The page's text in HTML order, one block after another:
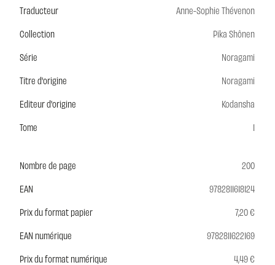
Traducteur
Anne-Sophie Thévenon
Collection
Pika Shônen
Série
Noragami
Titre d'origine
Noragami
Editeur d'origine
Kodansha
Tome
1
Nombre de page
200
EAN
9782811618124
Prix du format papier
7,20 €
EAN numérique
9782811622169
Prix du format numérique
4,49 €